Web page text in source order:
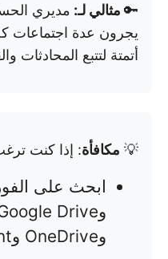
🔑 مثالي لـ: مديري
يجرون عدة اجتماعات
أتمتة لتتبع المحادثات
💡 مكافأة: إذا كنت
وOneDrive وSharePoint والويب